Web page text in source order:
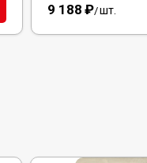
9 188 ₽/шт.